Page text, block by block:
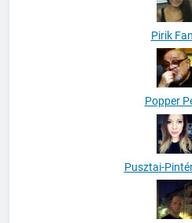
Pirik
Popper
Pusztai-